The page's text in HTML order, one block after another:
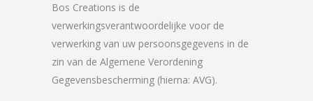
Bos Creations is de
verwerkingsverantwoordelijke voor de
verwerking van uw persoonsgegevens in de
zin van de Algemene Verordening
Gegevensbescherming (hierna: AVG).